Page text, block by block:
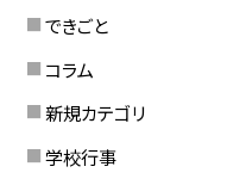
できごと
コラム
新規カテゴリ
学校行事